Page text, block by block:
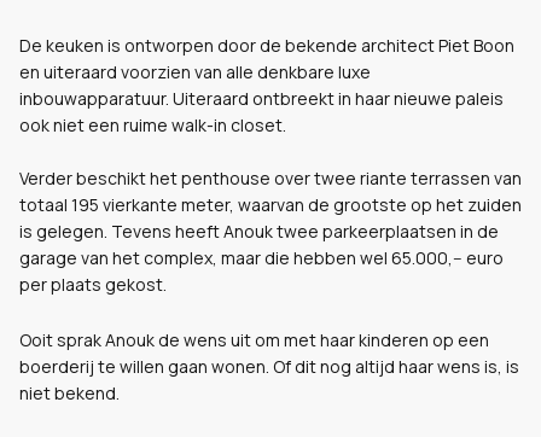
De keuken is ontworpen door de bekende architect Piet Boon
en uiteraard voorzien van alle denkbare luxe
inbouwapparatuur. Uiteraard ontbreekt in haar nieuwe paleis
ook niet een ruime walk-in closet.
Verder beschikt het penthouse over twee riante terrassen van
totaal 195 vierkante meter, waarvan de grootste op het zuiden
is gelegen. Tevens heeft Anouk twee parkeerplaatsen in de
garage van het complex, maar die hebben wel 65.000,-- euro
per plaats gekost.
Ooit sprak Anouk de wens uit om met haar kinderen op een
boerderij te willen gaan wonen. Of dit nog altijd haar wens is, is
niet bekend.